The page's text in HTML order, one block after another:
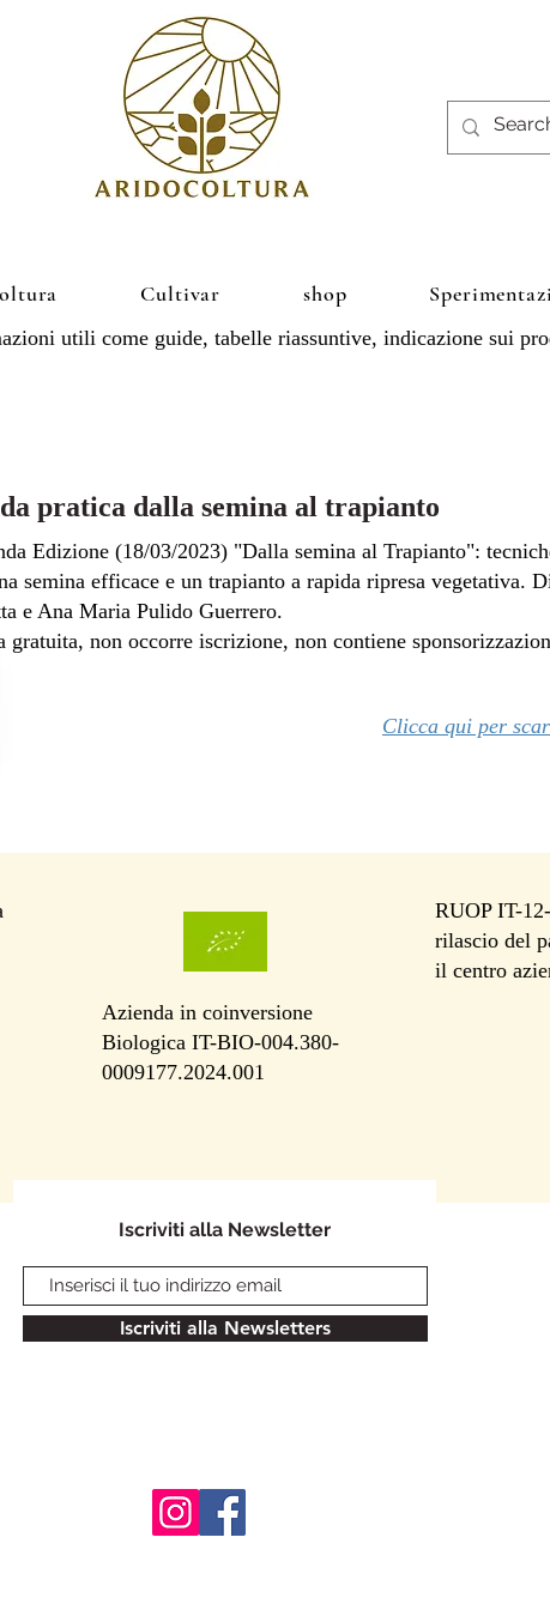
utili come guide, tabelle riassuntive, indicazione sui
pratica dalla semina al trapianto
Edizione (18/03/2023) "Dalla semina al Trapianto":
semina efficace e un trapianto a rapida ripresa vegetativa.
e Ana Maria Pulido Guerrero.
gratuita, non occorre iscrizione, non contiene
Clicca qui per
Cultivar shop
RUOP IT-
rilascio del
il centro
Azienda in coinversione
Biologica IT-BIO-004.380-
0009177.2024.001
Iscriviti alla Newsletter
Iscriviti alla Newsletters